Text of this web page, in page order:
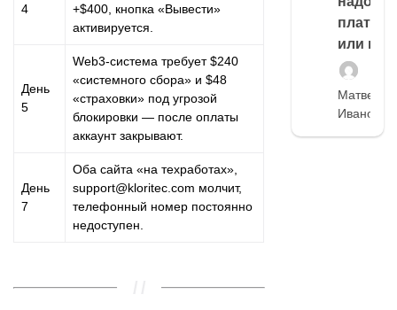
4
+$400, кнопка «Вывести»
активируется.
День
5
Web3-система требует $240
«системного сбора» и $48
«страховки» под угрозой
блокировки — после оплаты
аккаунт закрывают.
День
7
Оба сайта «на техработах»,
support@kloritec.com молчит,
телефонный номер постоянно
недоступен.
платить
или
Матвей
Иванов